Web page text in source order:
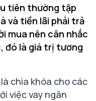
tiên thường tập
và tiền lãi phải trả
mua nên cân nhắc
đó là giá trị tương
chìa khóa cho các
việc vay ngân